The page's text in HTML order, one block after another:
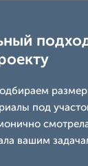
под
вашим